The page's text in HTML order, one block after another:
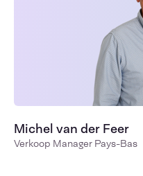
Michel van der Feer
Verkoop Manager Pays-Bas